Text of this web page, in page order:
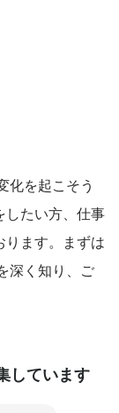
化を起こそう
したい方、仕事
ります。まずは
深く知り、ご
しています